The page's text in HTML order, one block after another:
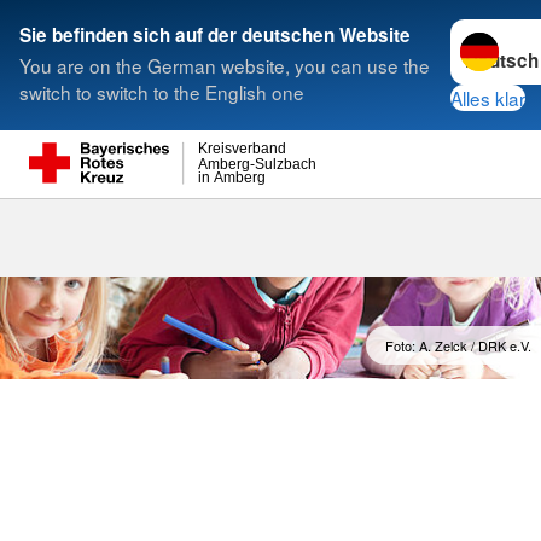
Sie befinden sich auf der deutschen Website
You are on the German website, you can use the
switch to switch to the English one
Sprache
Alles klar
in Amberg
Amberg-Sulzbach
Kreisverband
Suche
Foto: A. Zelck / DRK e.V.